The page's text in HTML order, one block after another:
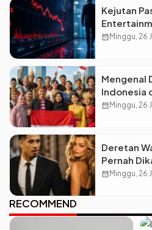
Kejutan
Petinggi
calendar_month Minggu, 26
Mengenal
Indonesia
Merauke
calendar_month Minggu, 26
Deretan
Pernah
Bellingham
calendar_month Minggu, 26
RECOMMEND